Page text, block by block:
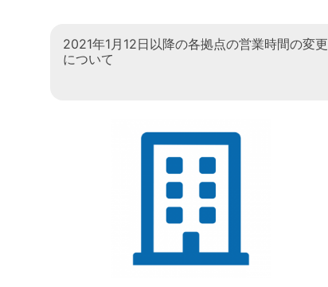
2021年1月12日以降の各拠点の営業時間の変更
について